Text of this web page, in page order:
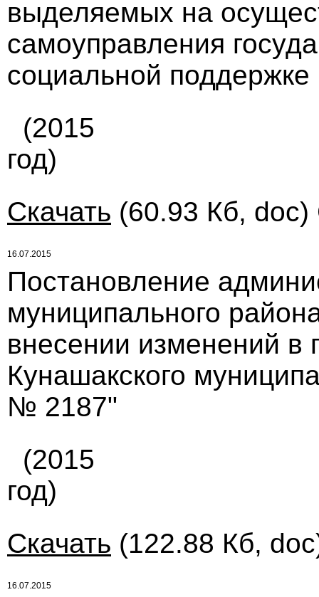
выделяемых на
самоуправления
социальной поддержке
(2015
год)
Скачать (60.93 Кб, doc)
16.07.2015
Постановление
муниципального
внесении изменений в
Кунашакского
№ 2187"
(2015
год)
Скачать (122.88 Кб,
16.07.2015